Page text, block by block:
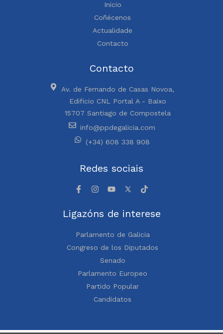
Inicio
Coñécenos
Actualidade
Contacto
Contacto
Av. de Fernando de Casas Novoa,
Edificio CNL Portal A - Baixo
15707 Santiago de Compostela
info@ppdegalicia.com
(+34) 608 338 908
Redes sociais
Ligazóns de interese
Parlamento de Galicia
Congreso de los Diputados
Senado
Parlamento Europeo
Partido Popular
Candidatos